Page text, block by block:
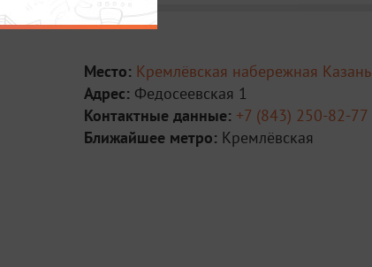
Место: Кремлёвская набережная Казань
Адрес: Федосеевская 1
Контактные данные: +7 (843) 250-82-77
Ближайшее метро: Кремлёвская